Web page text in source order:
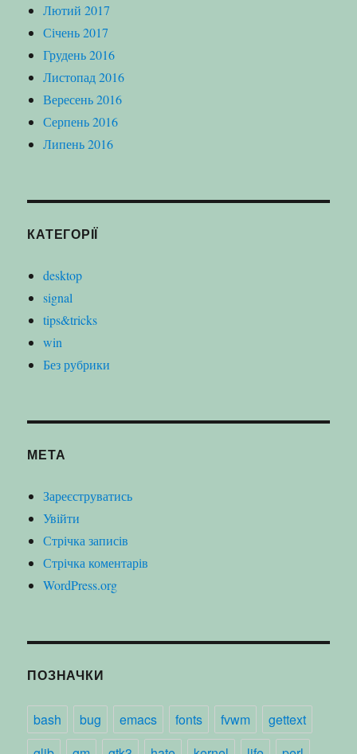
Лютий 2017
Січень 2017
Грудень 2016
Листопад 2016
Вересень 2016
Серпень 2016
Липень 2016
КАТЕГОРІЇ
desktop
signal
tips&tricks
win
Без рубрики
МЕТА
Зареєструватись
Увійти
Стрічка записів
Стрічка коментарів
WordPress.org
ПОЗНАЧКИ
bash bug emacs fonts fvwm
gettext